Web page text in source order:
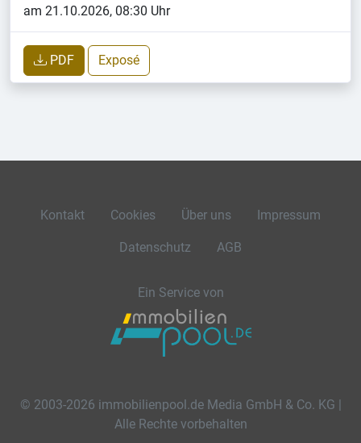
am 21.10.2026, 08:30 Uhr
PDF Exposé
Kontakt Cookies Über uns Impressum
Datenschutz AGB
Ein Service von
© 2003-2026 immobilienpool.de Media GmbH & Co. KG |
Alle Rechte vorbehalten